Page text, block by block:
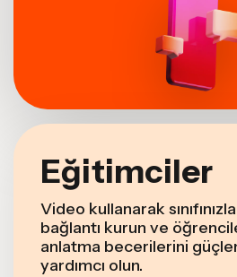
Eğitimciler
Video kullanarak
bağlantı kurun ve
anlatma becerilerini
yardımcı olun.